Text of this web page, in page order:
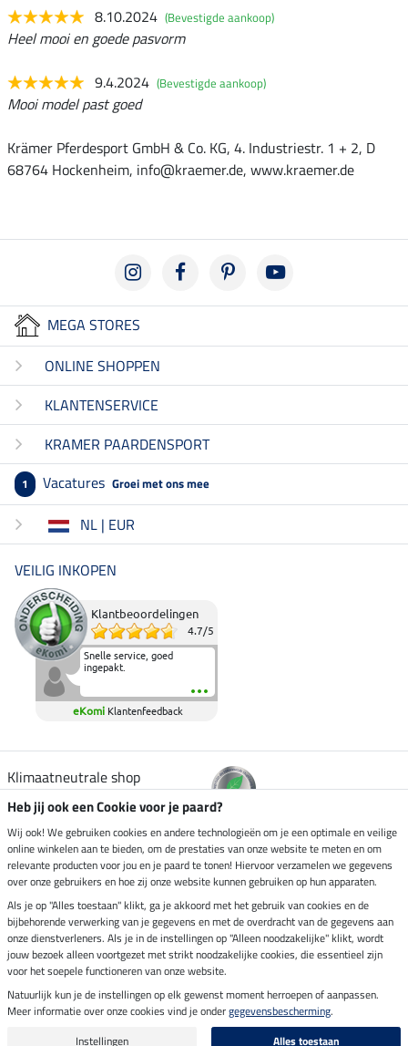
8.10.2024 (Bevestigde aankoop)
Heel mooi en goede pasvorm
9.4.2024 (Bevestigde aankoop)
Mooi model past goed
Krämer Pferdesport GmbH & Co. KG, 4. Industriestr. 1 + 2, D
68764 Hockenheim, info@kraemer.de, www.kraemer.de
MEGA STORES
ONLINE SHOPPEN
KLANTENSERVICE
KRAMER PAARDENSPORT
1 Vacatures Groei met ons mee
NL | EUR
VEILIG INKOPEN
Klantbeoordelingen
4.7/5
Snelle service, goed
ingepakt.
eKomi Klantenfeedback
Klimaatneutrale shop
Verzending per
Veilig betalen met
Impressum
Laatste update op 06.08.2026 om 03:11 uur
Alle prijzen in euro's, incl. BTW, excl. verzendkosten.
Heb jij ook een Cookie voor je paard?
Wij ook! We gebruiken cookies en andere technologieën om je een optimale en veilige
online winkelen aan te bieden, om de prestaties van onze website te meten en om
relevante producten voor jou en je paard te tonen! Hiervoor verzamelen we gegevens
over onze gebruikers en hoe zij onze website kunnen gebruiken op hun apparaten.
Als je op "Alles toestaan" klikt, ga je akkoord met het gebruik van cookies en de
bijbehorende verwerking van je gegevens en met de overdracht van de gegevens aan
onze dienstverleners. Als je in de instellingen op "Alleen noodzakelijke" klikt, wordt
jouw bezoek alleen voortgezet met strikt noodzakelijke cookies, die essentieel zijn
voor het soepele functioneren van onze website.
Natuurlijk kun je de instellingen op elk gewenst moment herroepen of aanpassen.
Meer informatie over onze cookies vind je ondergegevensbescherming.
Instellingen
Alles toestaan